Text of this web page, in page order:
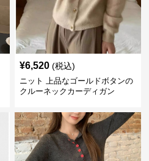
¥6,520 (税込)
ニット 上品なゴールドボタンの
クルーネックカーディガン